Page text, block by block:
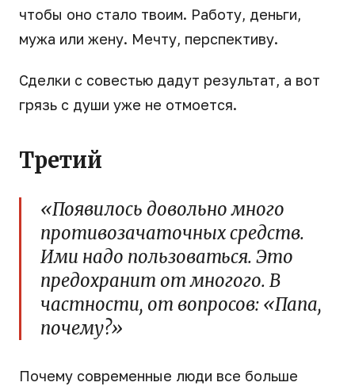
чтобы оно стало твоим. Работу, деньги,
мужа или жену. Мечту, перспективу.
Сделки с совестью дадут результат, а вот
грязь с души уже не отмоется.
Третий
«Появилось довольно много
противозачаточных средств.
Ими надо пользоваться. Это
предохранит от многого. В
частности, от вопросов: «Папа,
почему?»
Почему современные люди все больше